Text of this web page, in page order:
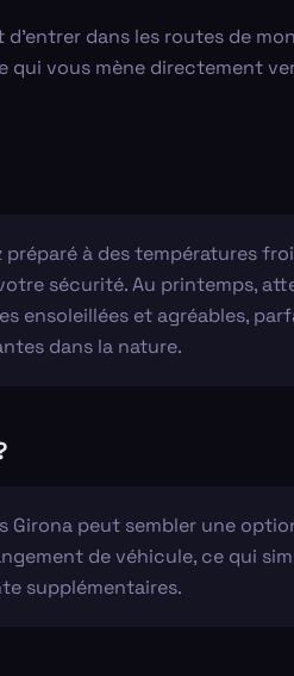
d'entrer dans les routes de
qui vous mène directement
préparé à des températures
sécurité. Au printemps,
ensoleillées et agréables,
dans la nature.
peut sembler une
de véhicule, ce qui
supplémentaires.